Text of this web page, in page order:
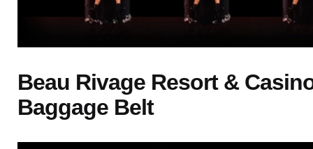
Beau Rivage Resort &
Baggage Belt